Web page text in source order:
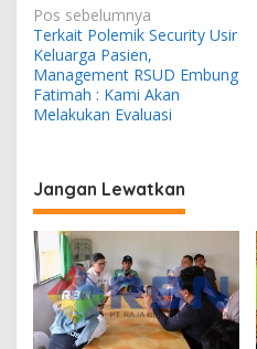
N
a
v
i
a
s
i
p
o
s
Pos sebelumnya
Terkait Polemik Security Usir
Keluarga Pasien,
Management RSUD Embung
Fatimah : Kami Akan
Melakukan Evaluasi
Jangan Lewatkan